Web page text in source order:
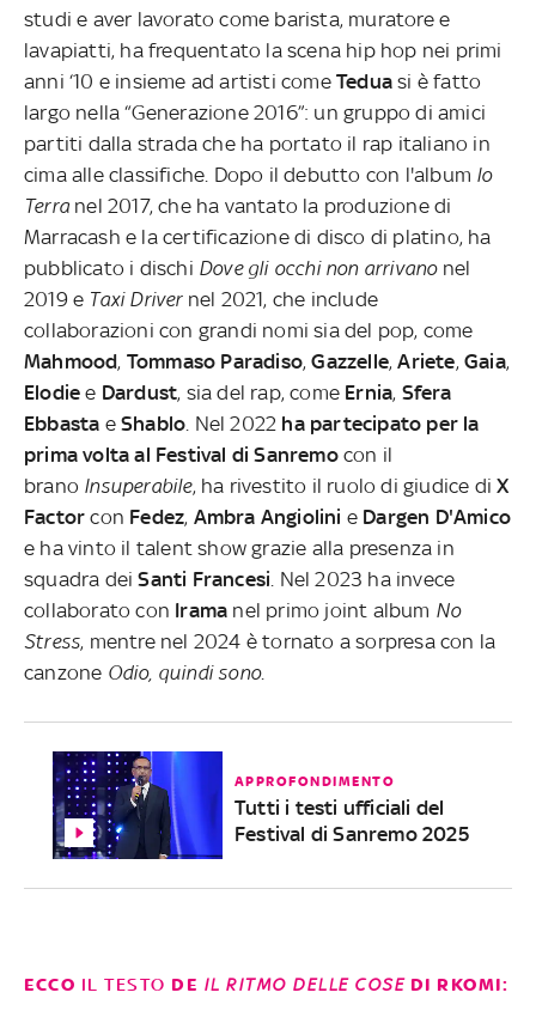
studi e aver lavorato come barista, muratore e
lavapiatti, ha frequentato la scena hip hop nei primi
anni ‘10 e insieme ad artisti come Tedua si è fatto
largo nella “Generazione 2016”: un gruppo di amici
partiti dalla strada che ha portato il rap italiano in
cima alle classifiche. Dopo il debutto con l'album Io
Terra nel 2017, che ha vantato la produzione di
Marracash e la certificazione di disco di platino, ha
pubblicato i dischi Dove gli occhi non arrivanonel
2019 e Taxi Driver nel 2021, che include
collaborazioni con grandi nomi sia del pop, come
Mahmood, Tommaso Paradiso,Gazzelle,Ariete,Gaia,
Elodie e Dardust, sia del rap, come Ernia, Sfera
Ebbasta eShablo . Nel 2022 ha partecipato per la
prima volta al Festival di Sanremo con il
brano Insuperabile, ha rivestito il ruolo di giudice diX
Factor con Fedez, Ambra Angiolini e Dargen D'Amico
e ha vinto il talent show grazie alla presenza in
squadra dei Santi Francesi . Nel 2023 ha invece
collaborato con Irama nel primo joint album No
Stress, mentre nel 2024 è tornato a sorpresa con la
canzone Odio, quindi sono.
APPROFONDIMENTO
Tutti i testi ufficiali del
Festival di Sanremo 2025
ECCO IL TESTO DE IL RITMO DELLE COSEDI RKOMI: